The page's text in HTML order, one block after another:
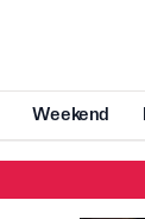
Weekend